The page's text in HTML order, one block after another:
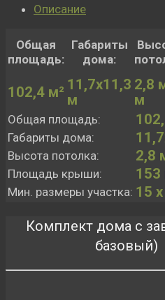
Описание
Общая
площадь:
Габариты
дома:
102,4 м² 11,7х11,3
м
2,8
м
Общая площадь:
Габариты дома:
Высота потолка: 2,8
Площадь крыши: 153
Мин. размеры участка: 15
Комплект дома с
базовый)